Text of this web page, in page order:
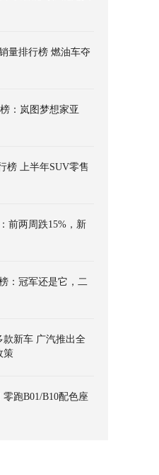
量排行榜 燃油车夺
：岚图梦想家亚
榜 上半年SUV零售
前两周跌15%，新
：冠军还是它，二
款新车 广汽推出全
策
跑B01/B10配色座